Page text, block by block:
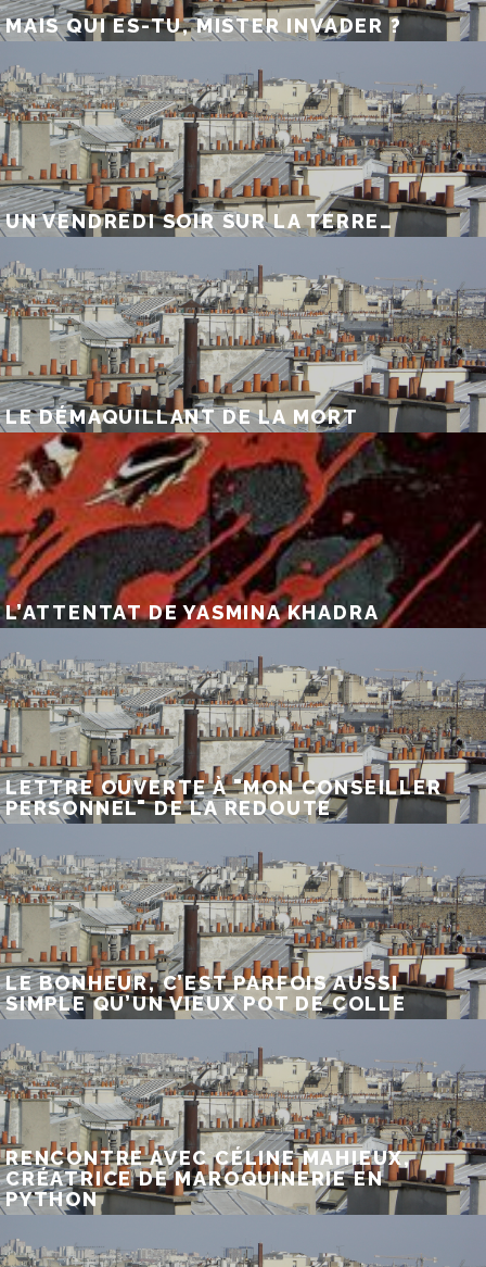
MAIS QUI ES-TU, MISTER INVADER ?
UN VENDREDI SOIR SUR LA TERRE…
LE DÉMAQUILLANT DE LA MORT
L’ATTENTAT DE YASMINA KHADRA
LETTRE OUVERTE À "MON CONSEILLER
PERSONNEL" DE LA REDOUTE
LE BONHEUR, C’EST PARFOIS AUSSI
SIMPLE QU’UN VIEUX POT DE COLLE
RENCONTRE AVEC CÉLINE MAHIEUX,
CRÉATRICE DE MAROQUINERIE EN
PYTHON